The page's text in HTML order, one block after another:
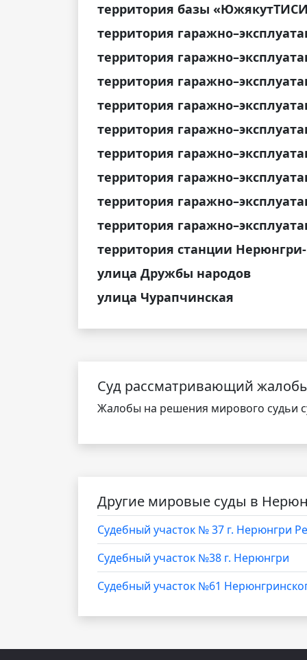
территория базы
территория
территория
территория
территория
территория
территория
территория
территория
территория
территория станции
улица Дружбы народов
улица Чурапчинская
Cуд рассматривающий
Жалобы на решения мирового судьи
Другие мировые суды в
Судебный участок № 37 г. Нерюнгри
Судебный участок №38 г. Нерюнгри
Судебный участок №61